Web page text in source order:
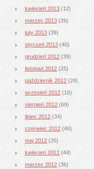
kwiecień 2013 (12)
marzec 2013 (26)
luty 2013 (39)
styczeń 2013 (40)
grudzień 2012 (39)
listopad 2012 (25)
październik 2012 (24)
wrzesień 2012 (15)
sierpień 2012 (69)
lipiec 2012 (34)
czerwiec 2012 (46)
maj 2012 (26)
kwiecień 2012 (44)
marzec 2012 (36)